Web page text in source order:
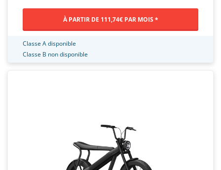
À PARTIR DE 111,74€ PAR MOIS *
Classe A disponible
Classe B non disponible